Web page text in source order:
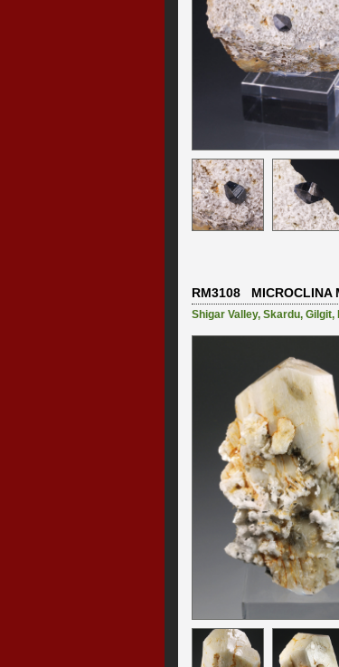
RM3108 MICROCLINA
Shigar Valley, Skardu, Gilgit,